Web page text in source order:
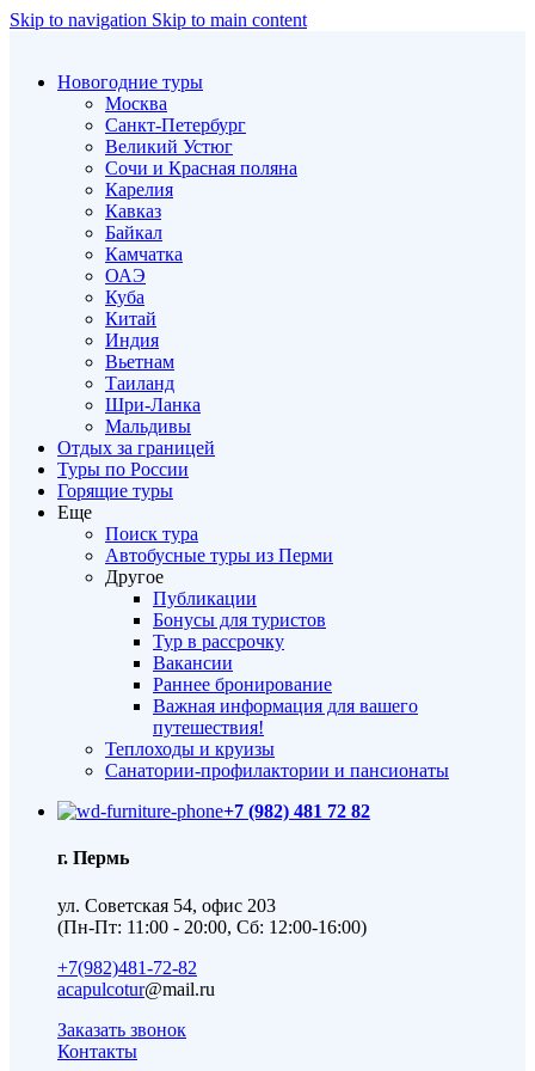
Skip to navigation Skip to main content
Новогодние туры
Москва
Санкт-Петербург
Великий Устюг
Сочи и Красная поляна
Карелия
Кавказ
Байкал
Камчатка
ОАЭ
Куба
Китай
Индия
Вьетнам
Таиланд
Шри-Ланка
Мальдивы
Отдых за границей
Туры по России
Горящие туры
Еще
Поиск тура
Автобусные туры из Перми
Другое
Публикации
Бонусы для туристов
Тур в рассрочку
Вакансии
Раннее бронирование
Важная информация для вашего
путешествия!
Теплоходы и круизы
Санатории-профилактории и пансионаты
+7 (982) 481 72 82
г. Пермь
ул. Советская 54, офис 203
(Пн-Пт: 11:00 - 20:00, Сб: 12:00-16:00)
+7(982)481-72-82
acapulcotur@mail.ru
Заказать звонок
Контакты